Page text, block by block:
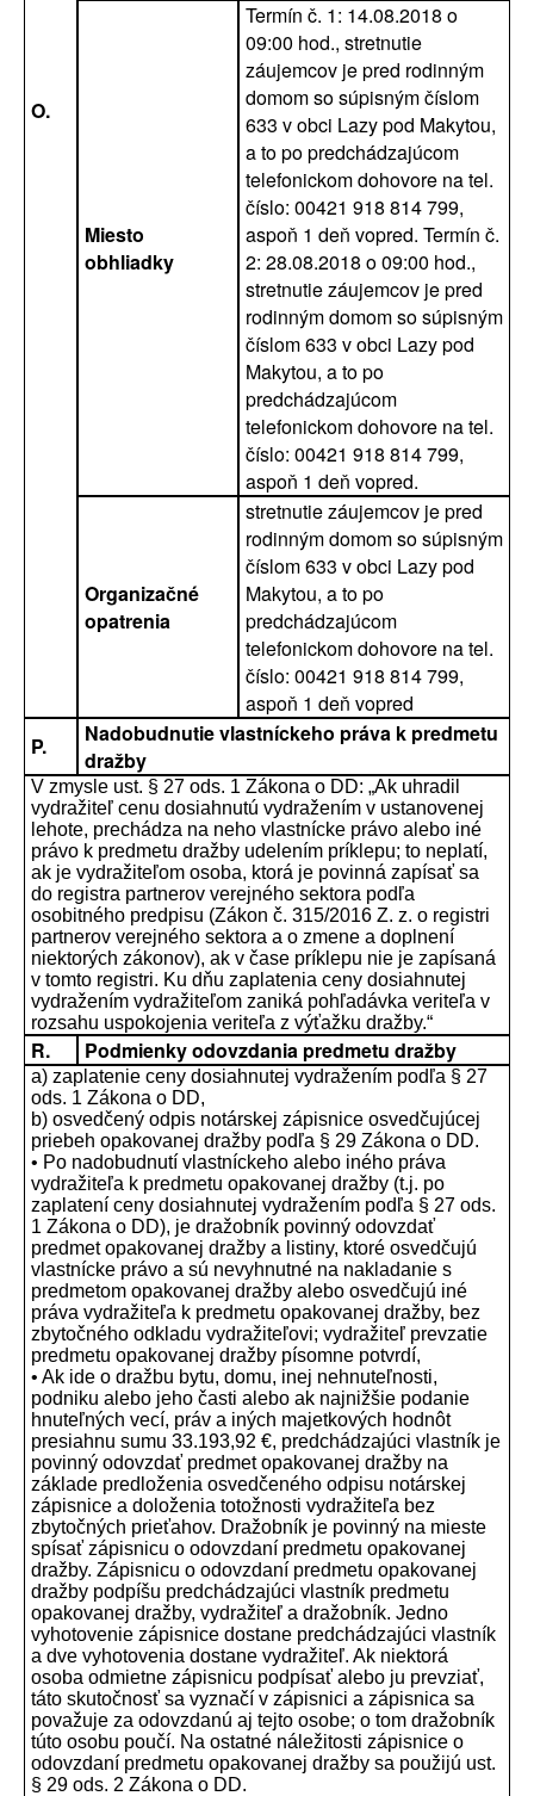
O.
Miesto
obhliadky
Termín č. 1: 14.08.2018 o
09:00 hod., stretnutie
záujemcov je pred rodinným
domom so súpisným číslom
633 v obci Lazy pod Makytou,
a to po predchádzajúcom
telefonickom dohovore na tel.
číslo: 00421 918 814 799,
aspoň 1 deň vopred. Termín č.
2: 28.08.2018 o 09:00 hod.,
stretnutie záujemcov je pred
rodinným domom so súpisným
číslom 633 v obci Lazy pod
Makytou, a to po
predchádzajúcom
telefonickom dohovore na tel.
číslo: 00421 918 814 799,
aspoň 1 deň vopred.
Organizačné
opatrenia
stretnutie záujemcov je pred
rodinným domom so súpisným
číslom 633 v obci Lazy pod
Makytou, a to po
predchádzajúcom
telefonickom dohovore na tel.
číslo: 00421 918 814 799,
aspoň 1 deň vopred
P.
Nadobudnutie vlastníckeho práva k predmetu
dražby
V zmysle ust. § 27 ods. 1 Zákona o DD: „Ak uhradil
vydražiteľ cenu dosiahnutú vydražením v ustanovenej
lehote, prechádza na neho vlastnícke právo alebo iné
právo k predmetu dražby udelením príklepu; to neplatí,
ak je vydražiteľom osoba, ktorá je povinná zapísať sa
do registra partnerov verejného sektora podľa
osobitného predpisu (Zákon č. 315/2016 Z. z. o registri
partnerov verejného sektora a o zmene a doplnení
niektorých zákonov), ak v čase príklepu nie je zapísaná
v tomto registri. Ku dňu zaplatenia ceny dosiahnutej
vydražením vydražiteľom zaniká pohľadávka veriteľa v
rozsahu uspokojenia veriteľa z výťažku dražby.“
R. Podmienky odovzdania predmetu dražby
a) zaplatenie ceny dosiahnutej vydražením podľa § 27
ods. 1 Zákona o DD,
b) osvedčený odpis notárskej zápisnice osvedčujúcej
priebeh opakovanej dražby podľa § 29 Zákona o DD.
• Po nadobudnutí vlastníckeho alebo iného práva
vydražiteľa k predmetu opakovanej dražby (t.j. po
zaplatení ceny dosiahnutej vydražením podľa § 27 ods.
1 Zákona o DD), je dražobník povinný odovzdať
predmet opakovanej dražby a listiny, ktoré osvedčujú
vlastnícke právo a sú nevyhnutné na nakladanie s
predmetom opakovanej dražby alebo osvedčujú iné
práva vydražiteľa k predmetu opakovanej dražby, bez
zbytočného odkladu vydražiteľovi; vydražiteľ prevzatie
predmetu opakovanej dražby písomne potvrdí,
• Ak ide o dražbu bytu, domu, inej nehnuteľnosti,
podniku alebo jeho časti alebo ak najnižšie podanie
hnuteľných vecí, práv a iných majetkových hodnôt
presiahnu sumu 33.193,92 €, predchádzajúci vlastník je
povinný odovzdať predmet opakovanej dražby na
základe predloženia osvedčeného odpisu notárskej
zápisnice a doloženia totožnosti vydražiteľa bez
zbytočných prieťahov. Dražobník je povinný na mieste
spísať zápisnicu o odovzdaní predmetu opakovanej
dražby. Zápisnicu o odovzdaní predmetu opakovanej
dražby podpíšu predchádzajúci vlastník predmetu
opakovanej dražby, vydražiteľ a dražobník. Jedno
vyhotovenie zápisnice dostane predchádzajúci vlastník
a dve vyhotovenia dostane vydražiteľ. Ak niektorá
osoba odmietne zápisnicu podpísať alebo ju prevziať,
táto skutočnosť sa vyznačí v zápisnici a zápisnica sa
považuje za odovzdanú aj tejto osobe; o tom dražobník
túto osobu poučí. Na ostatné náležitosti zápisnice o
odovzdaní predmetu opakovanej dražby sa použijú ust.
§ 29 ods. 2 Zákona o DD.